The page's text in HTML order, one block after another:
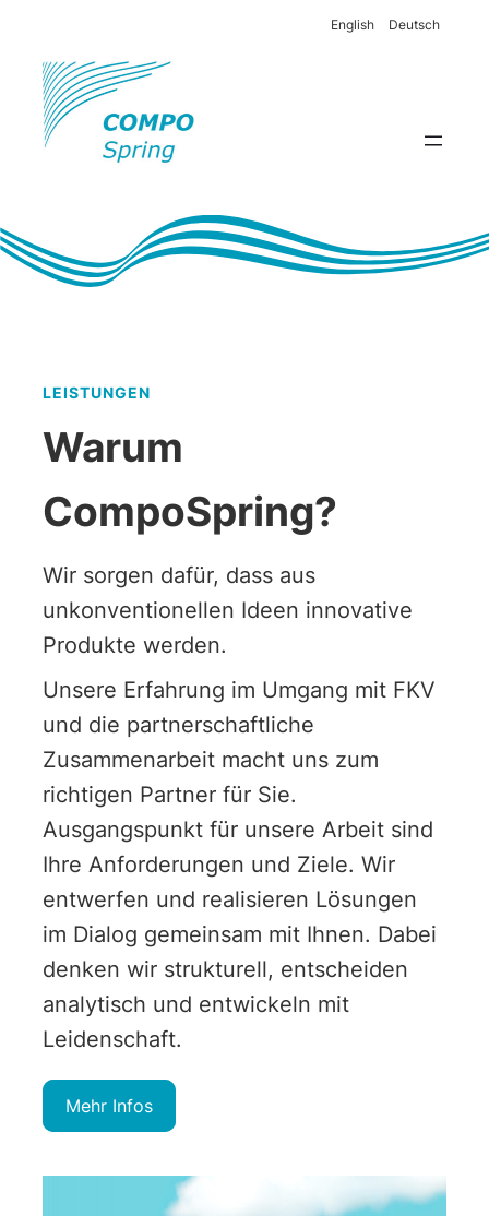
English Deutsch
LEISTUNGEN
Warum
CompoSpring?
Wir sorgen dafür, dass aus
unkonventionellen Ideen innovative
Produkte werden.
Unsere Erfahrung im Umgang mit FKV
und die partnerschaftliche
Zusammenarbeit macht uns zum
richtigen Partner für Sie.
Ausgangspunkt für unsere Arbeit sind
Ihre Anforderungen und Ziele. Wir
entwerfen und realisieren Lösungen
im Dialog gemeinsam mit Ihnen. Dabei
denken wir strukturell, entscheiden
analytisch und entwickeln mit
Leidenschaft.
Mehr Infos